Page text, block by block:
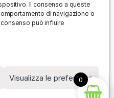
Il consenso a queste
di navigazione o
può influire
Visualizza le preferenze
0